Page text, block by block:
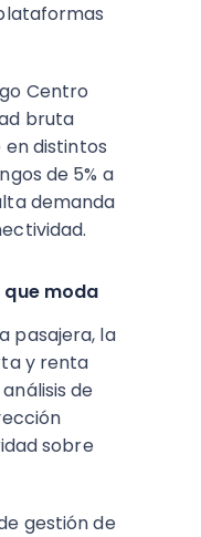
Centro
bruta
distintos
de 5% a
demanda
moda
pasajera, la
y renta
de
sobre
gestión de